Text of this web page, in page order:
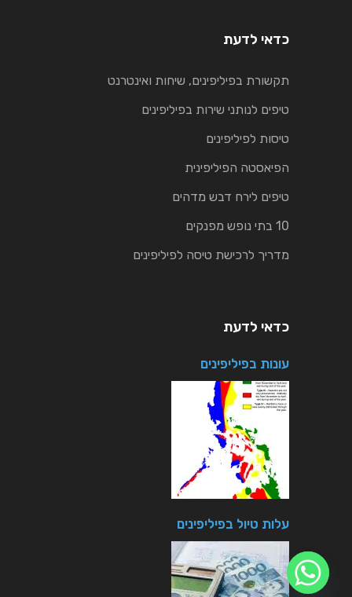
כדאי לדעת
תקשורת בפיליפינים, שיחות ואינטרנט
טיפים לנותני שירות בפיליפינים
טיסות לפיליפינים
הפיאסטה הפיליפינית
טיפים לירח דבש מדהים
10 בתי נופש מפנקים
מדריך לרכישת טיסה לפיליפינים
כדאי לדעת
עונות בפיליפינים
עלות טיול בפיליפינים